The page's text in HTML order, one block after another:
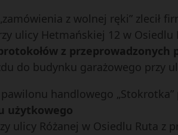
z wolnej ręki”
ulicy Hetmańskiej 12 w Osiedlu
z przeprowadzonych
do budynku garażowego przy
handlowego
użytkowego
ulicy Różanej w Osiedlu Ruta z